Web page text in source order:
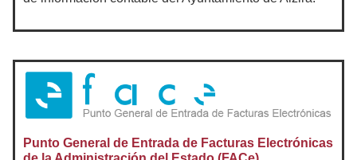
Punto General de Entrada de Facturas Electrónicas